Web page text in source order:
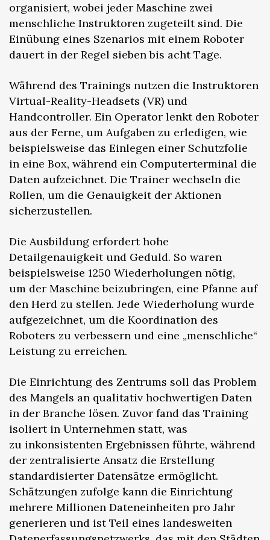
organisiert, wobei jeder Maschine zwei
menschliche Instruktoren zugeteilt sind. Die
Einübung eines Szenarios mit einem Roboter
dauert in der Regel sieben bis acht Tage.
Während des Trainings nutzen die Instruktoren
Virtual-Reality-Headsets (VR) und
Handcontroller. Ein Operator lenkt den Roboter
aus der Ferne, um Aufgaben zu erledigen, wie
beispielsweise das Einlegen einer Schutzfolie
in eine Box, während ein Computerterminal die
Daten aufzeichnet. Die Trainer wechseln die
Rollen, um die Genauigkeit der Aktionen
sicherzustellen.
Die Ausbildung erfordert hohe
Detailgenauigkeit und Geduld. So waren
beispielsweise 1250 Wiederholungen nötig,
um der Maschine beizubringen, eine Pfanne auf
den Herd zu stellen. Jede Wiederholung wurde
aufgezeichnet, um die Koordination des
Roboters zu verbessern und eine „menschliche“
Leistung zu erreichen.
Die Einrichtung des Zentrums soll das Problem
des Mangels an qualitativ hochwertigen Daten
in der Branche lösen. Zuvor fand das Training
isoliert in Unternehmen statt, was
zu inkonsistenten Ergebnissen führte, während
der zentralisierte Ansatz die Erstellung
standardisierter Datensätze ermöglicht.
Schätzungen zufolge kann die Einrichtung
mehrere Millionen Dateneinheiten pro Jahr
generieren und ist Teil eines landesweiten